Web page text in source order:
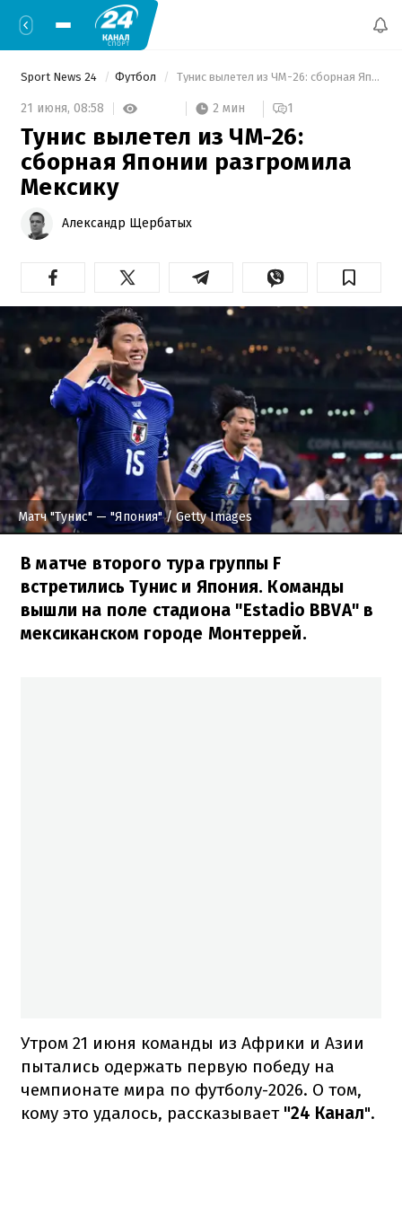
Sport News 24 Футбол Тунис вылетел из ЧМ-26: сборная Японии разгромила Мексику
21 июня, 08:58 2 мин 1
Тунис вылетел из ЧМ-26:
сборная Японии разгромила
Мексику
Александр Щербатых
Матч "Тунис" — "Япония"/ Getty Images
В матче второго тура группы F
встретились Тунис и Япония. Команды
вышли на поле стадиона "Estadio BBVA" в
мексиканском городе Монтеррей.
Утром 21 июня команды из Африки и Азии
пытались одержать первую победу на
чемпионате мира по футболу-2026. О том,
кому это удалось, рассказывает "24 Канал".